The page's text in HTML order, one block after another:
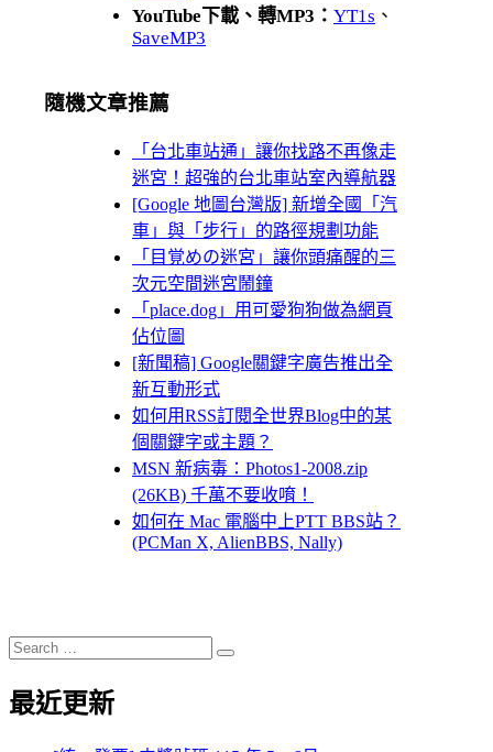
YouTube下載、轉MP3： YT1s 、
SaveMP3
隨機文章推薦
「台北車站通」讓你找路不再像走
迷宮！超強的台北車站室內導航器
[Google 地圖台灣版] 新增全國「汽
車」與「步行」的路徑規劃功能
「目覚めの迷宮」讓你頭痛醒的三
次元空間迷宮鬧鐘
「place.dog」用可愛狗狗做為網頁
佔位圖
[新聞稿] Google關鍵字廣告推出全
新互動形式
如何用RSS訂閱全世界Blog中的某
個關鍵字或主題？
MSN 新病毒：Photos1-2008.zip
(26KB) 千萬不要收唷！
如何在 Mac 電腦中上PTT BBS站？
(PCMan X, AlienBBS, Nally)
Search
for:
Search
最近更新